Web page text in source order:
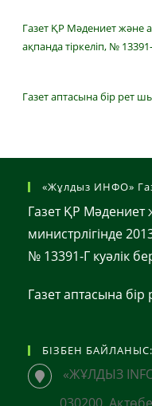
Газет ҚР Мәдениет және
ақпанда тіркеліп, № 13391-
Газет аптасына бір рет
«Жұлдыз ИНФО»
Газет ҚР Мәдениет
министрлігінде
№ 13391-Г куәлік
Газет аптасына
БІЗБЕН БАЙЛАНЫС:
«ЖҰЛДЫЗ